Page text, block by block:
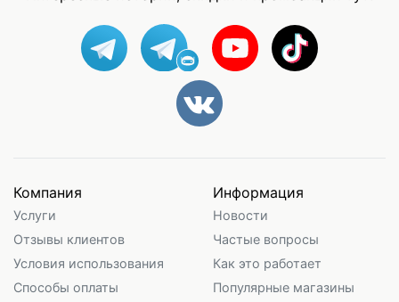
Компания
Услуги
Отзывы клиентов
Условия использования
Способы оплаты
Информация
Новости
Частые вопросы
Как это работает
Популярные магазины